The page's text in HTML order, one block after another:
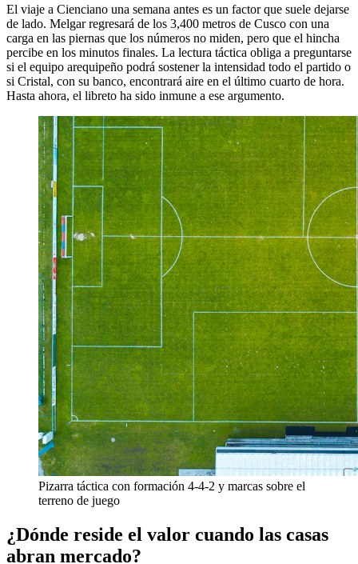
El viaje a Cienciano una semana antes es un factor que suele dejarse
de lado. Melgar regresará de los 3,400 metros de Cusco con una
carga en las piernas que los números no miden, pero que el hincha
percibe en los minutos finales. La lectura táctica obliga a preguntarse
si el equipo arequipeño podrá sostener la intensidad todo el partido o
si Cristal, con su banco, encontrará aire en el último cuarto de hora.
Hasta ahora, el libreto ha sido inmune a ese argumento.
Pizarra táctica con formación 4-4-2 y marcas sobre el
terreno de juego
¿Dónde reside el valor cuando las casas
abran mercado?